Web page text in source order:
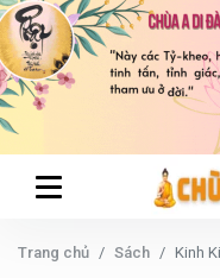
Trang chủ Sách Kinh